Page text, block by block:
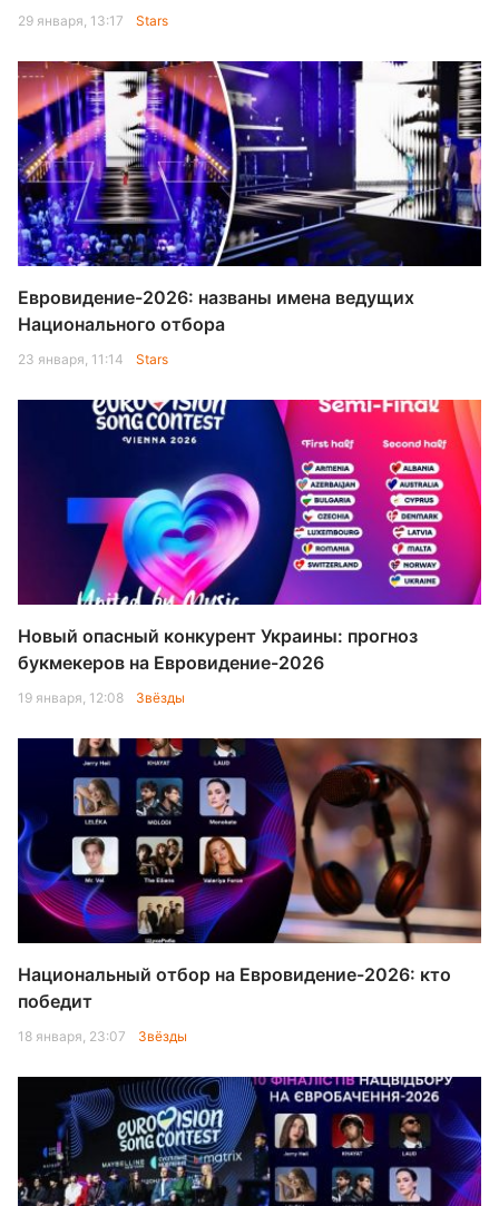
29 января, 13:17 Stars
Евровидение-2026: названы имена ведущих
Национального отбора
23 января, 11:14 Stars
Новый опасный конкурент Украины: прогноз
букмекеров на Евровидение-2026
19 января, 12:08 Звёзды
Национальный отбор на Евровидение-2026: кто
победит
18 января, 23:07 Звёзды